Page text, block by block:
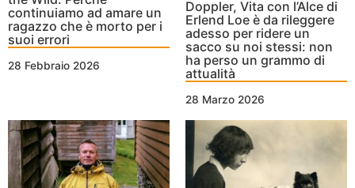
continuiamo ad amare un
ragazzo che è morto per i
suoi errori
28 Febbraio 2026
Doppler, Vita con l’Alce di
Erlend Loe è da rileggere
adesso per ridere un
sacco su noi stessi: non
ha perso un grammo di
attualità
28 Marzo 2026